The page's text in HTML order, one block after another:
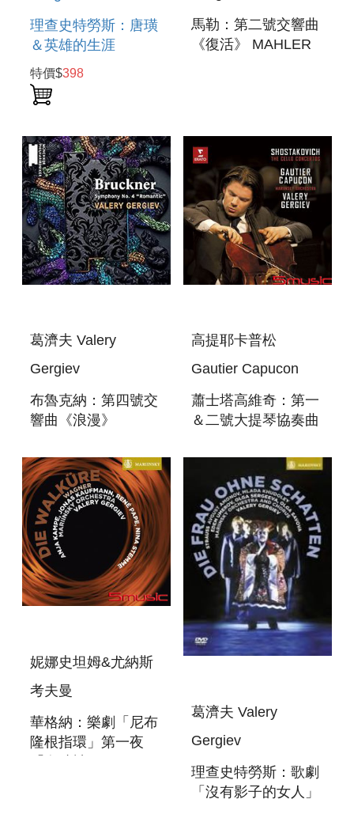
理查史特勞斯：唐璜
＆英雄的生涯
RICHARD
STRAUSS : DON
JUAN, EIN
特價$398
馬勒：第二號交響曲
《復活》 MAHLER
葛濟夫 Valery
Gergiev
布魯克納：第四號交
響曲《浪漫》
SYMPHONY NO. 4
“ROMANTIC”
高提耶卡普松
Gautier Capucon
蕭士塔高維奇：第一
＆二號大提琴協奏曲
THE CELLO
CONCERTOS
妮娜史坦姆&尤納斯
考夫曼
華格納：樂劇「尼布
隆根指環」第一夜
葛濟夫 Valery
Gergiev
理查史特勞斯：歌劇
「沒有影子的女人」